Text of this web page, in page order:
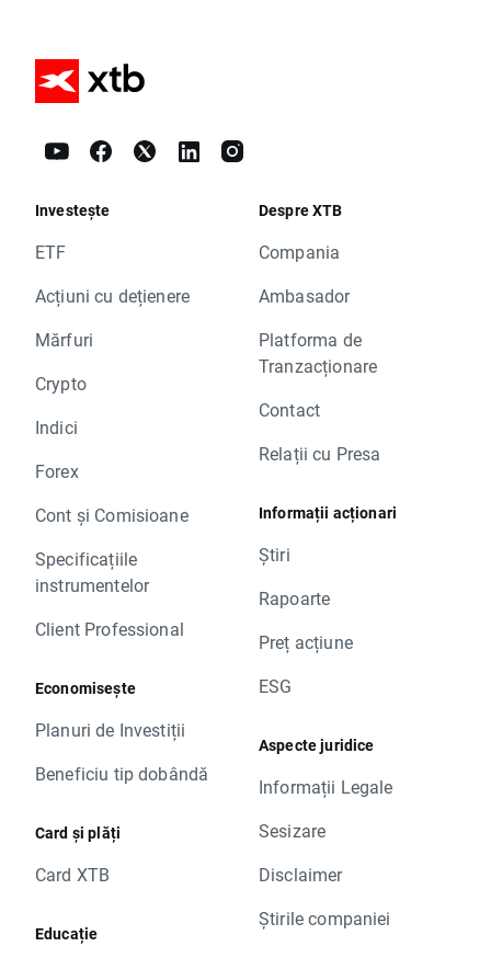
Investește
ETF
Acțiuni cu dețienere
Mărfuri
Crypto
Indici
Forex
Cont și Comisioane
Specificațiile
instrumentelor
Client Professional
Economisește
Planuri de Investiții
Beneficiu tip dobândă
Card și plăți
Card XTB
Educație
Despre XTB
Compania
Ambasador
Platforma de
Tranzacționare
Contact
Relații cu Presa
Informații acționari
Știri
Rapoarte
Preț acțiune
ESG
Aspecte juridice
Informații Legale
Sesizare
Disclaimer
Știrile companiei